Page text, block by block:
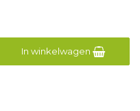
In winkelwagen